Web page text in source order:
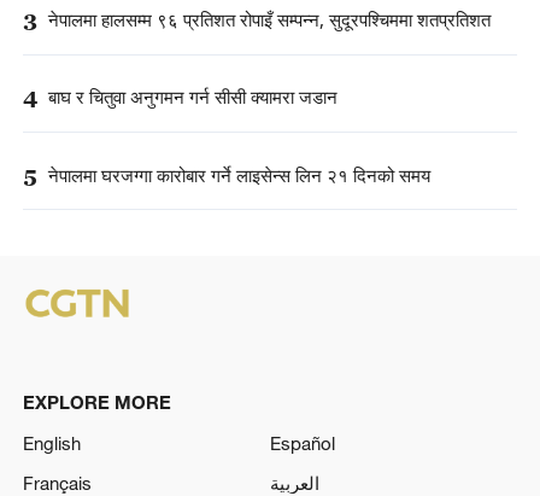
3 नेपालमा हालसम्म ९६ प्रतिशत रोपाइँ सम्पन्न, सुदूरपश्चिममा शतप्रतिशत
4 बाघ र चितुवा अनुगमन गर्न सीसी क्यामरा जडान
5 नेपालमा घरजग्गा कारोबार गर्ने लाइसेन्स लिन २१ दिनको समय
EXPLORE MORE
English
Español
Français
العربية